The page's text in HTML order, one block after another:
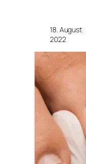
18. August
2022